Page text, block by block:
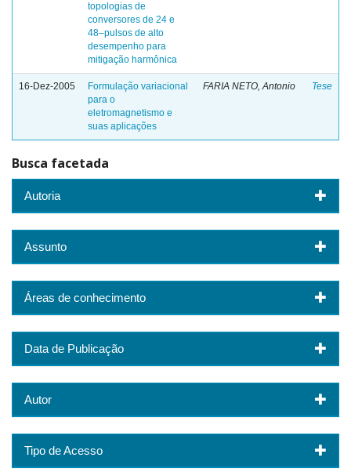
topologias de
conversores de 24 e
48–pulsos de alto
desempenho para
mitigação harmônica
16-Dez-2005
Formulação variacional
para o
eletromagnetismo e
suas aplicações
FARIA NETO, Antonio Tese
Busca facetada
Autoria
Assunto
Áreas de conhecimento
Data de Publicação
Autor
Tipo de Acesso